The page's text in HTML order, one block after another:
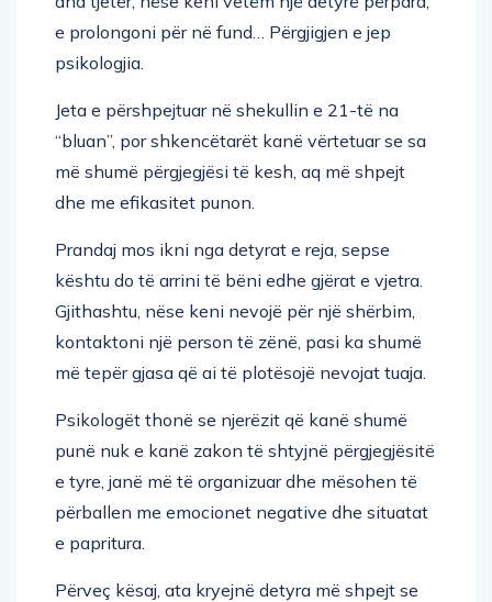
e prolongoni për në fund… Përgjigjen e jep
psikologjia.
Jeta e përshpejtuar në shekullin e 21-të na
“bluan”, por shkencëtarët kanë vërtetuar se sa
më shumë përgjegjësi të kesh, aq më shpejt
dhe me efikasitet punon.
Prandaj mos ikni nga detyrat e reja, sepse
kështu do të arrini të bëni edhe gjërat e vjetra.
Gjithashtu, nëse keni nevojë për një shërbim,
kontaktoni një person të zënë, pasi ka shumë
më tepër gjasa që ai të plotësojë nevojat tuaja.
Psikologët thonë se njerëzit që kanë shumë
punë nuk e kanë zakon të shtyjnë përgjegjësitë
e tyre, janë më të organizuar dhe mësohen të
përballen me emocionet negative dhe situatat
e papritura.
Përveç kësaj, ata kryejnë detyra më shpejt se